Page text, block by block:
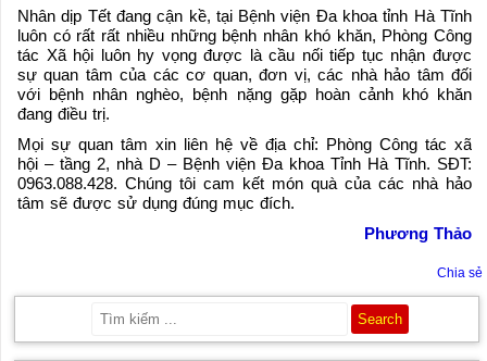
Nhân dịp Tết đang cận kề, tại Bệnh viện Đa khoa tỉnh Hà Tĩnh
luôn có rất rất nhiều những bệnh nhân khó khăn, Phòng Công
tác Xã hội luôn hy vọng được là cầu nối tiếp tục nhận được
sự quan tâm của các cơ quan, đơn vị, các nhà hảo tâm đối
với bệnh nhân nghèo, bệnh nặng gặp hoàn cảnh khó khăn
đang điều trị.
Mọi sự quan tâm xin liên hệ về địa chỉ: Phòng Công tác xã
hội – tầng 2, nhà D – Bệnh viện Đa khoa Tỉnh Hà Tĩnh. SĐT:
0963.088.428. Chúng tôi cam kết món quà của các nhà hảo
tâm sẽ được sử dụng đúng mục đích.
Phương Thảo
Chia sẻ